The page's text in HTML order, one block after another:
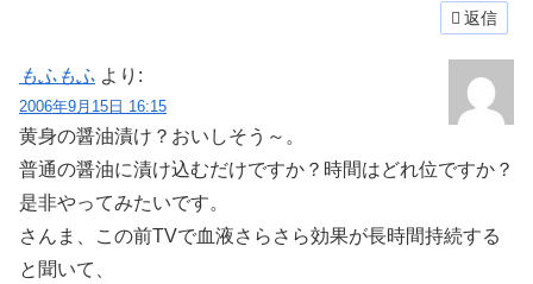
返信
もふもふ より:
2006年9月15日 16:15
黄身の醤油漬け？おいしそう～。
普通の醤油に漬け込むだけですか？時間はどれ位ですか？
是非やってみたいです。
さんま、この前TVで血液さらさら効果が長時間持続する
と聞いて、